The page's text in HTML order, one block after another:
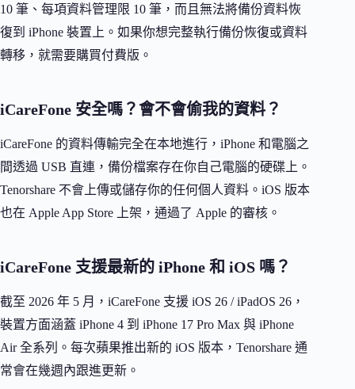
10 筆、每項資料管理限 10 筆，而且無法將備份資料恢
復到 iPhone 裝置上。如果你想完整執行備份恢復或資料
轉移，就需要購買付費版。
iCareFone 安全嗎？會不會偷我的資料？
iCareFone 的資料傳輸完全在本地進行，iPhone 和電腦之
間透過 USB 直連，備份檔案存在你自己電腦的硬碟上。
Tenorshare 不會上傳或儲存你的任何個人資料。iOS 版本
也在 Apple App Store 上架，通過了 Apple 的審核。
iCareFone 支援最新的 iPhone 和 iOS 嗎？
截至 2026 年 5 月，iCareFone 支援 iOS 26 / iPadOS 26，
裝置方面涵蓋 iPhone 4 到 iPhone 17 Pro Max 與 iPhone
Air 全系列。每次蘋果推出新的 iOS 版本，Tenorshare 通
常會在幾週內跟進更新。